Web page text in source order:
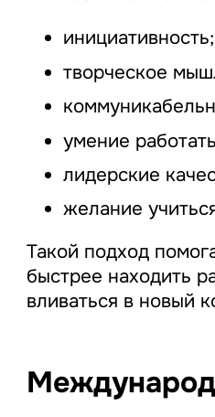
инициативность;
творческое
умение
лидерские
желание
Такой подход
быстрее находить
вливаться в новый